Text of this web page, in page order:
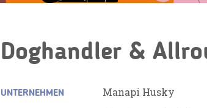
Doghandler &
UNTERNEHMEN Manapi Husky